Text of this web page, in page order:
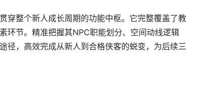
穿整个新人成长周期的功能中枢。它完整覆盖了教
环节。精准把握其NPC职能划分、空间动线逻辑
径，高效完成从新人到合格侠客的蜕变，为后续三